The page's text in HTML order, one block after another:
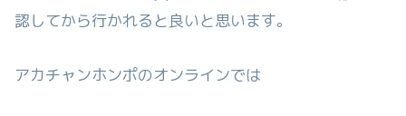
認してから行かれると良いと思います。
アカチャンホンポのオンラインでは